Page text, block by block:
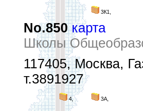
3К1,
No.850 карта
Школы
117405, Москва,
т.3891927
4, 3А,